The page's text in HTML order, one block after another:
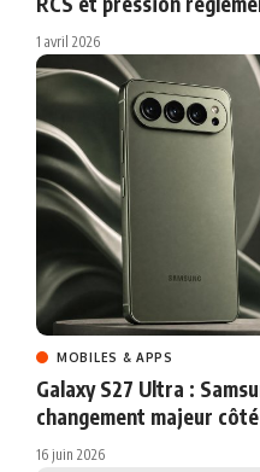
1 avril 2026
MOBILES & APPS
Galaxy S27 Ultra :
changement majeur
16 juin 2026